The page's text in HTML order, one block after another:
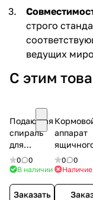
строго
ведущих
С этим
Подающая
спираль
для
системы
56 мм
0
0
В наличии
Заказать
аппарат
для
0
0